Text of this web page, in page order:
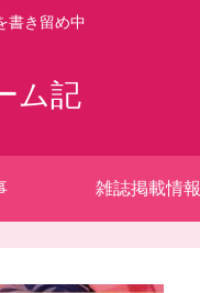
書き留め中
ム記
雑誌掲載情報